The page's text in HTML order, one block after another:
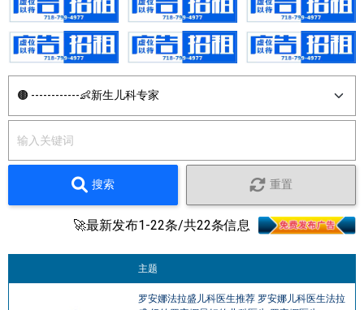
搜索 重置
🚀最新发布1-22条/共22条信息
主题
罗安娜法拉盛儿科医生推荐 罗安娜儿科医生法拉